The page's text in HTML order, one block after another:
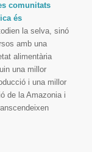
comunitats
és
la selva, sinó
amb una
alimentària
una millor
i una millor
de la Amazonia i